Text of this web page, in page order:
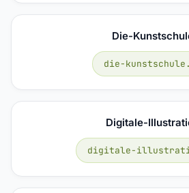
Die-
die-
Digitale-
digitale-